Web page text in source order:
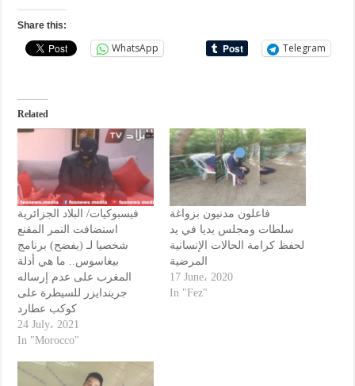
Share this:
WhatsApp Telegram
Related
فيسبوكيات/ البلاد الجزائرية
استضافت النمر المقنع
شخصيا لـ (يفضح) برنامج
بيغاسوس.. ما هي أدلة
المغرب على عدم إرساله
جريندايزر للسيطرة على
كوكب عطارد
24 July، 2021
In "Morocco"
فاعلون مدنيون بزواغة
سلطات ومجلس يديا في يد
لحفظ كرامة الحالات الإنسانية
المرضية
17 June، 2020
In "Fez"